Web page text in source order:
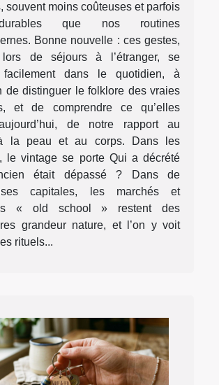
souvent moins coûteuses et parfois
que nos routines
Bonne nouvelle : ces gestes,
lors de séjours à l’étranger, se
facilement dans le quotidien, à
de distinguer le folklore des vraies
et de comprendre ce qu’elles
de notre rapport au
la peau et au corps. Dans les
le vintage se porte Qui a décrété
était dépassé ? Dans de
capitales, les marchés et
« old school » restent des
grandeur nature, et l’on y voit
rituels...